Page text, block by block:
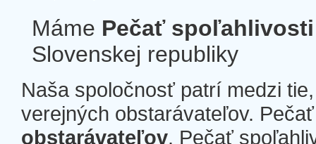
Máme Pečať spoľahlivosti
Slovenskej republiky
Naša spoločnosť patrí medzi
verejných obstarávateľov.
obstarávateľov. Pečať